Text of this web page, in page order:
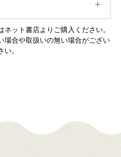
ット書店よりご購入ください。
合や取扱いの無い場合がござい
。